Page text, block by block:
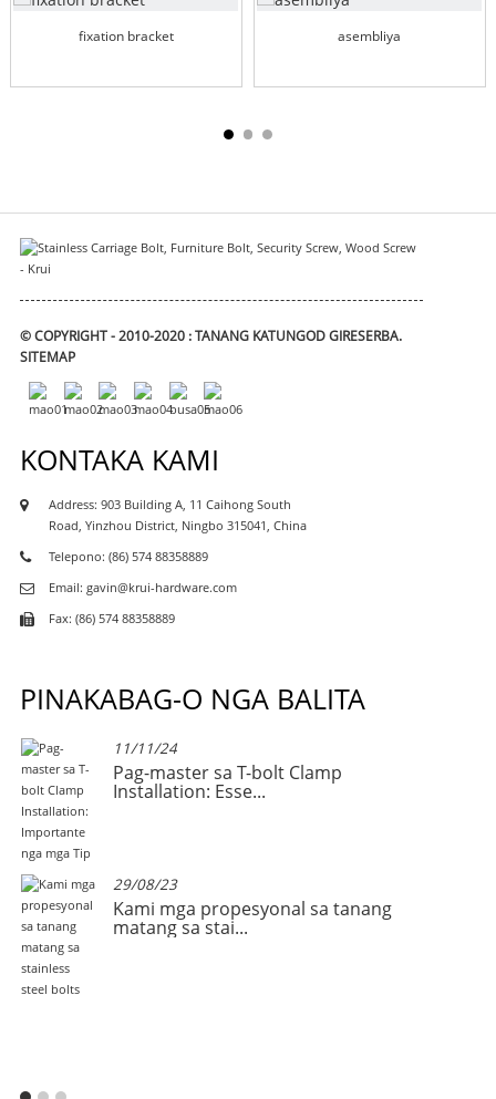
fixation bracket asembliya
© COPYRIGHT - 2010-2020 : TANANG KATUNGOD GIRESERBA.
SITEMAP
KONTAKA KAMI
Address: 903 Building A, 11 Caihong South
Road, Yinzhou District, Ningbo 315041, China
Telepono: (86) 574 88358889
Email: gavin@krui-hardware.com
Fax: (86) 574 88358889
PINAKABAG-O NGA BALITA
11/11/24
Pag-master sa T-bolt Clamp
Installation: Esse...
29/08/23
Kami mga propesyonal sa tanang
matang sa stai...